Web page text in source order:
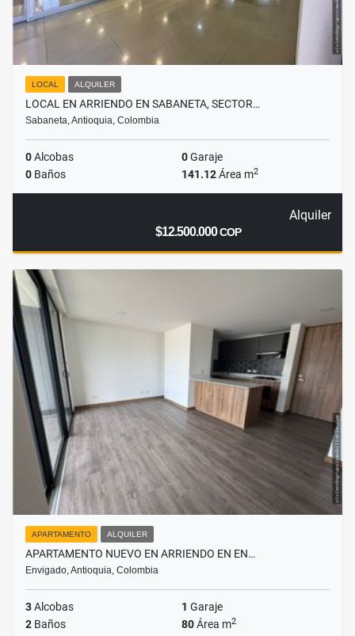
LOCAL ALQUILER
LOCAL EN ARRIENDO EN SABANETA, SECTOR…
Sabaneta, Antioquia, Colombia
0Alcobas 0Garaje
0 Baños 141.12Área m2
Alquiler
$12.500.000COP
APARTAMENTO ALQUILER
APARTAMENTO NUEVO EN ARRIENDO EN EN…
Envigado, Antioquia, Colombia
3Alcobas 1 Garaje
2 Baños 80Área m2